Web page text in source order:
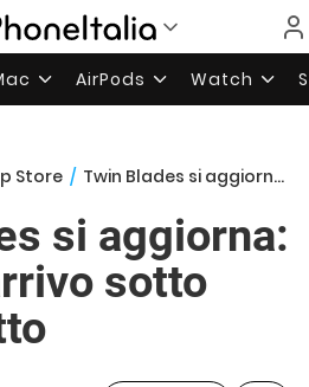
AirPods Watch
Store / Twin Blades si aggiorna: novità in arrivo sotto ogni aspetto
si aggiorna:
sotto